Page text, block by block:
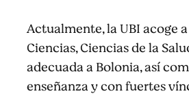
Actualmente, la UBI acoge
Ciencias, Ciencias de la
adecuada a Bolonia, así
enseñanza y con fuertes